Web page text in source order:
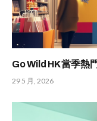
Go Wild HK 當季熱
29 5 月, 2026